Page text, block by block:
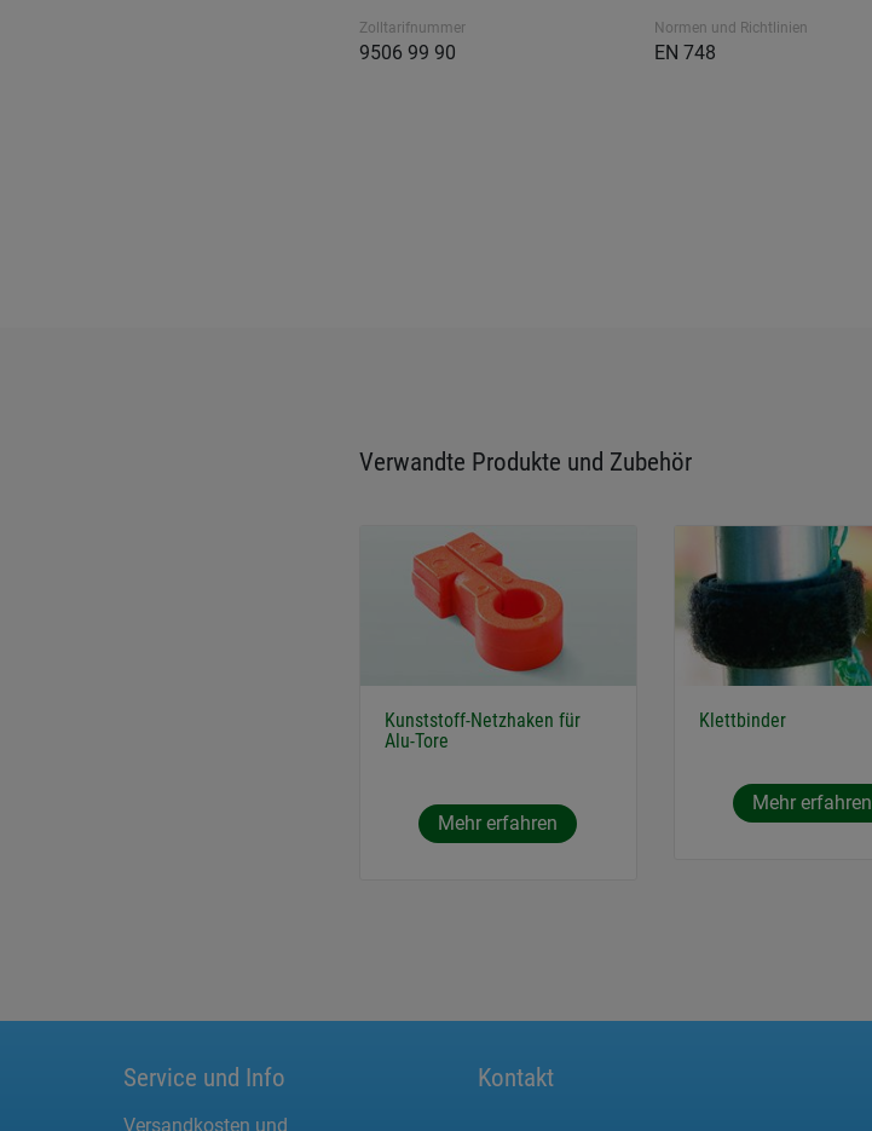
Zolltarifnummer
9506 99 90
Normen und Richtlinien
EN 748
Verwandte Produkte und Zubehör
Kunststoff-Netzhaken für
Alu-Tore
Mehr erfahren
Klettbinder
Mehr erfahren
Service und Info
Versandkosten und
Kontakt